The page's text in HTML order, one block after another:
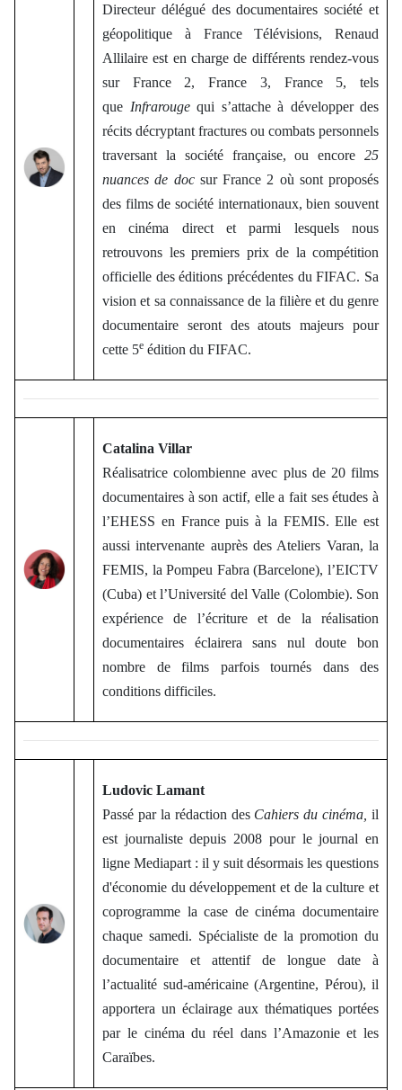
Directeur délégué des documentaires société et
géopolitique à France Télévisions, Renaud
Allilaire est en charge de différents rendez-vous
sur France 2, France 3, France 5, tels
que Infrarouge qui s’attache à développer des
récits décryptant fractures ou combats personnels
traversant la société française, ou encore 25
nuances de doc sur France 2 où sont proposés
des films de société internationaux, bien souvent
en cinéma direct et parmi lesquels nous
retrouvons les premiers prix de la compétition
officielle des éditions précédentes du FIFAC. Sa
vision et sa connaissance de la filière et du genre
documentaire seront des atouts majeurs pour
cette 5e édition du FIFAC.
Catalina Villar
Réalisatrice colombienne avec plus de 20 films
documentaires à son actif, elle a fait ses études à
l’EHESS en France puis à la FEMIS. Elle est
aussi intervenante auprès des Ateliers Varan, la
FEMIS, la Pompeu Fabra (Barcelone), l’EICTV
(Cuba) et l’Université del Valle (Colombie). Son
expérience de l’écriture et de la réalisation
documentaires éclairera sans nul doute bon
nombre de films parfois tournés dans des
conditions difficiles.
Ludovic Lamant
Passé par la rédaction des Cahiers du cinéma, il
est journaliste depuis 2008 pour le journal en
ligne Mediapart : il y suit désormais les questions
d'économie du développement et de la culture et
coprogramme la case de cinéma documentaire
chaque samedi. Spécialiste de la promotion du
documentaire et attentif de longue date à
l’actualité sud-américaine (Argentine, Pérou), il
apportera un éclairage aux thématiques portées
par le cinéma du réel dans l’Amazonie et les
Caraïbes.